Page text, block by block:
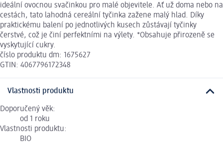
ideální ovocnou svačinkou pro malé objevitele. Ať už doma nebo na
cestách, tato lahodná cereální tyčinka zažene malý hlad. Díky
praktickému balení po jednotlivých kusech zůstávají tyčinky
čerstvé, což je činí perfektními na výlety. *Obsahuje přirozeně se
vyskytující cukry.
číslo produktu dm: 1675627
GTIN: 4067796172348
Vlastnosti produktu
Doporučený věk:
od 1 roku
Vlastnosti produktu:
BIO